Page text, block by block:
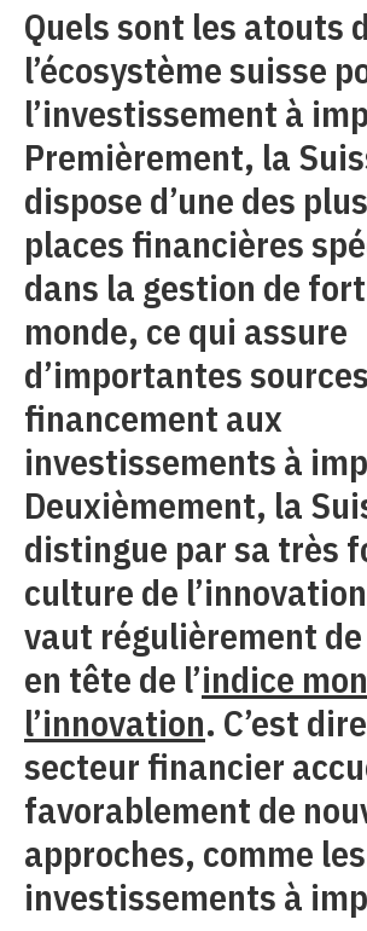
Quels sont les atouts
l’écosystème suisse
l’investissement à
Premièrement, la
dispose d’une des
places financières
dans la gestion de
monde, ce qui assure
d’importantes
financement aux
investissements à
Deuxièmement, la
distingue par sa très
culture de
vaut régulièrement
en tête de l’indice
l’innovation. C’est
secteur financier
favorablement de
approches, comme les
investissements à